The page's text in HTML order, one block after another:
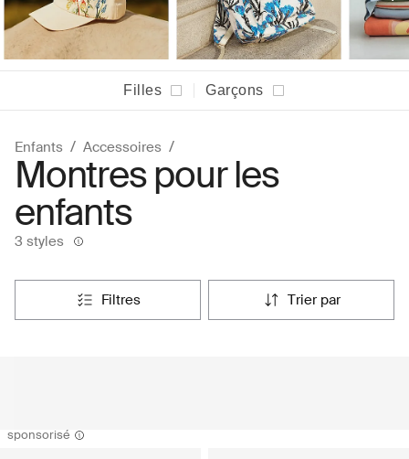
Filles Garçons
Enfants Accessoires
Montres pour les
enfants
3 styles
filtres trier par
sponsorisé